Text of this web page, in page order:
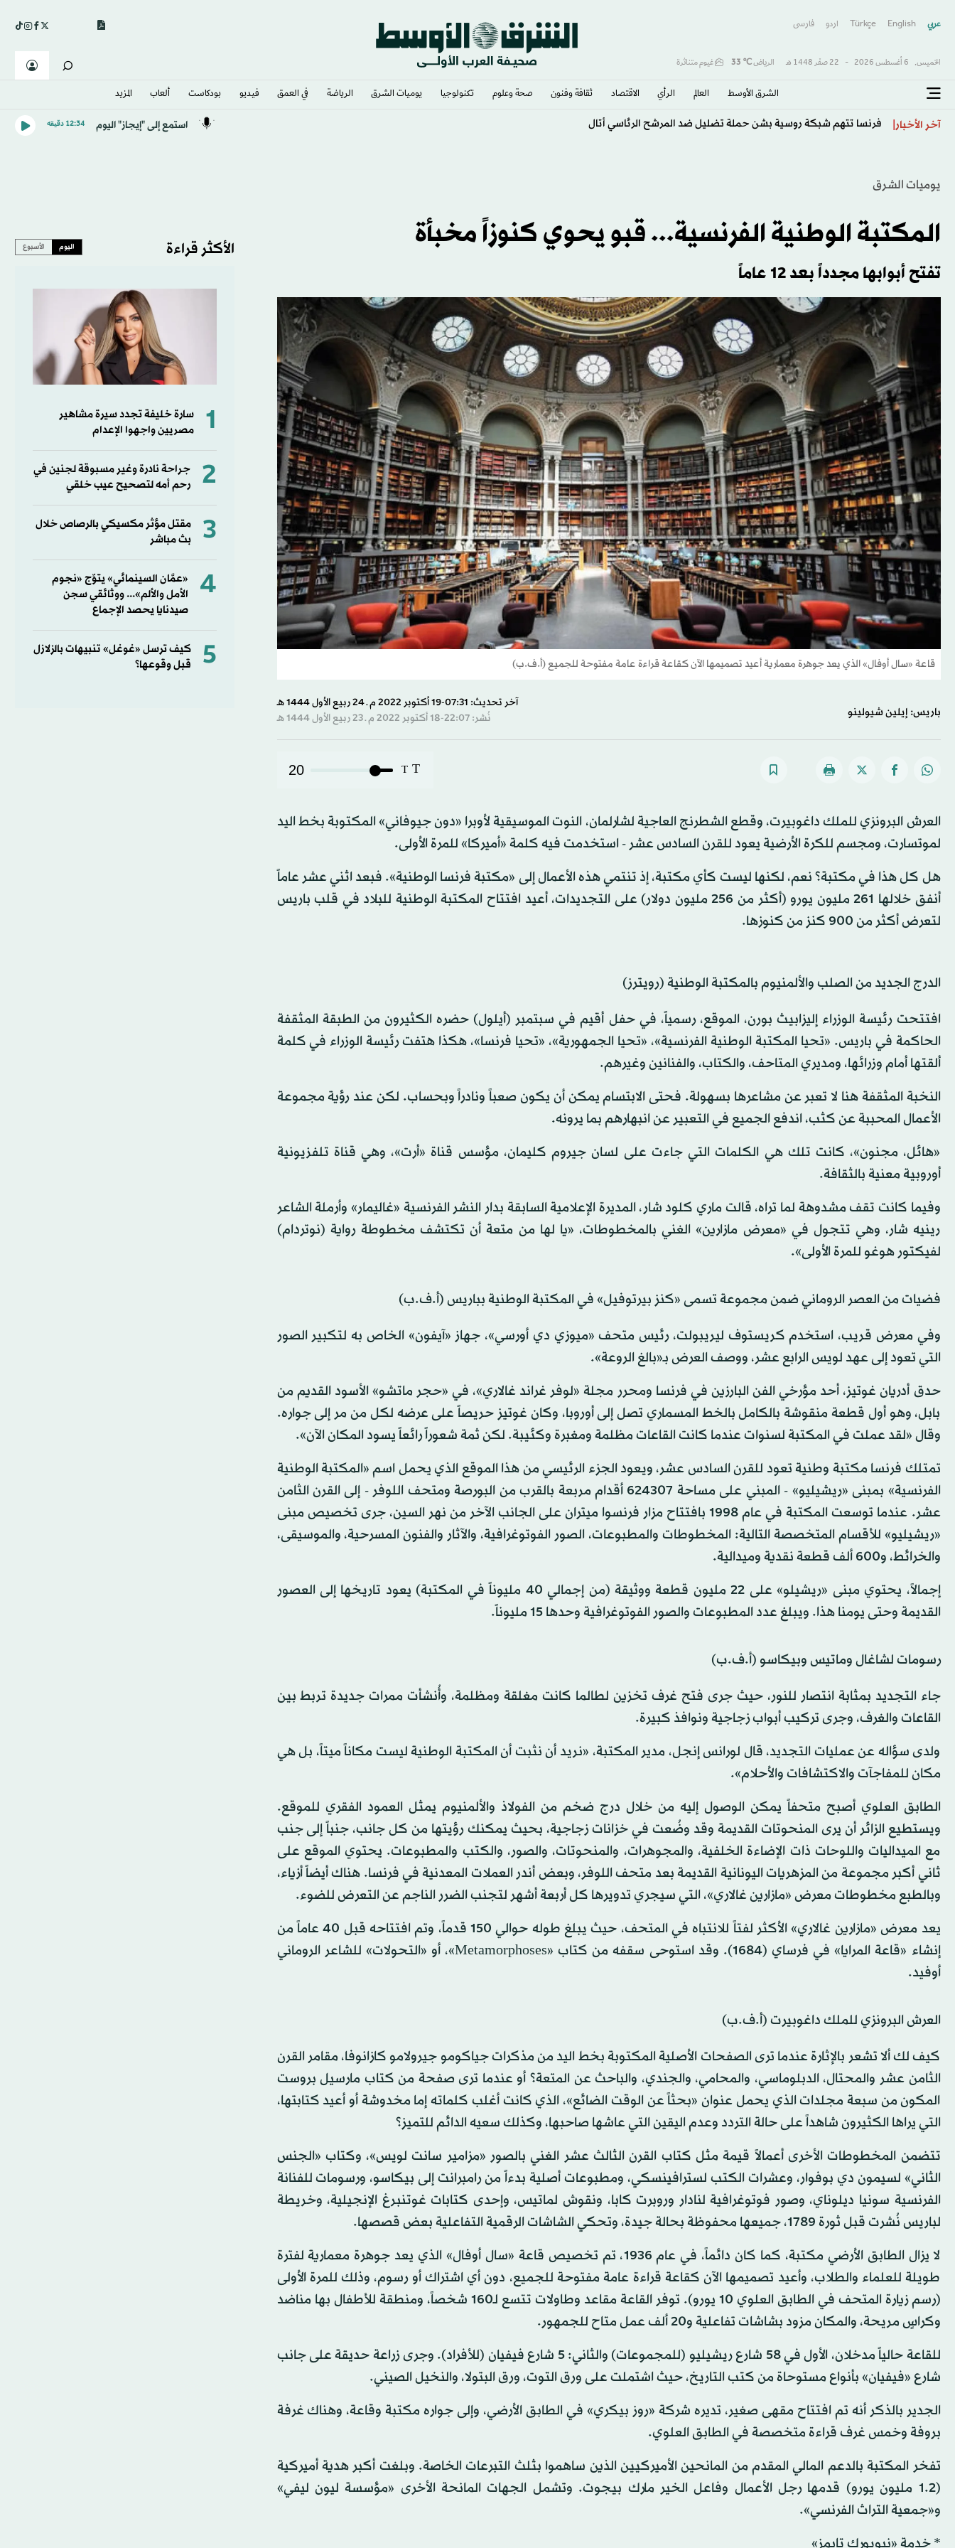
عربي English
Türkçe اردو فارسى
الخميس, 6 أغسطس 2026 - 22 صفَر 1448 هـ الرياض℃
33 غيوم متناثرة
الشرق الأوسط​ العالم الرأي الاقتصاد ثقافة وفنون صحة وعلوم تكنولوجيا يوميات الشرق​ الرياضة في العمق فيديو بودكاست ألعاب المزيد
آخر الأخبار فرنسا تتهم شبكة روسية بشن حملة تضليل ضد المرشح الرئاسي أتال استمع إلى "إيجاز" اليوم 12:34 دقيقه
يوميات الشرق
المكتبة الوطنية الفرنسية... قبو يحوي كنوزاً مخبأة
تفتح أبوابها مجدداً بعد 12 عاماً
قاعة «سال أوفال» الذي يعد جوهرة معمارية أعيد تصميمها الآن كقاعة قراءة عامة مفتوحة للجميع (أ.ف.ب)
باريس: إيلين شيولينو
آخر تحديث: 07:31-19 أكتوبر 2022 م ـ 24 ربيع الأول 1444 هـ
نُشر: 22:07-18 أكتوبر 2022 م ـ 23 ربيع الأول 1444 هـ
T
T
20
العرش البرونزي للملك داغوبيرت، وقطع الشطرنج العاجية لشارلمان، النوت الموسيقية لأوبرا «دون جيوفاني» المكتوبة بخط اليد
لموتسارت، ومجسم للكرة الأرضية يعود للقرن السادس عشر - استخدمت فيه كلمة «أميركا» للمرة الأولى.
هل كل هذا في مكتبة؟ نعم، لكنها ليست كأي مكتبة، إذ تنتمي هذه الأعمال إلى «مكتبة فرنسا الوطنية». فبعد اثني عشر عاماً
أنفق خلالها 261 مليون يورو (أكثر من 256 مليون دولار) على التجديدات، أعيد افتتاح المكتبة الوطنية للبلاد في قلب باريس
لتعرض أكثر من 900 كنز من كنوزها.
الدرج الجديد من الصلب والألمنيوم بالمكتبة الوطنية (رويترز)
افتتحت رئيسة الوزراء إليزابيث بورن، الموقع، رسمياً، في حفل أقيم في سبتمبر (أيلول) حضره الكثيرون من الطبقة المثقفة
الحاكمة في باريس. «تحيا المكتبة الوطنية الفرنسية»، «تحيا الجمهورية»، «تحيا فرنسا»، هكذا هتفت رئيسة الوزراء في كلمة
ألقتها أمام وزرائها، ومديري المتاحف، والكتاب، والفنانين وغيرهم.
النخبة المثقفة هنا لا تعبر عن مشاعرها بسهولة. فحتى الابتسام يمكن أن يكون صعباً ونادراً وبحساب. لكن عند رؤية مجموعة
الأعمال المحببة عن كثب، اندفع الجميع في التعبير عن انبهارهم بما يرونه.
«هائل، مجنون»، كانت تلك هي الكلمات التي جاءت على لسان جيروم كليمان، مؤسس قناة «أرت»، وهي قناة تلفزيونية
أوروبية معنية بالثقافة.
وفيما كانت تقف مشدوهة لما تراه، قالت ماري كلود شار، المديرة الإعلامية السابقة بدار النشر الفرنسية «غاليمار» وأرملة الشاعر
رينيه شار، وهي تتجول في «معرض مازارين» الغني بالمخطوطات، «يا لها من متعة أن تكتشف مخطوطة رواية (نوتردام)
لفيكتور هوغو للمرة الأولى».
فضيات من العصر الروماني ضمن مجموعة تسمى «كنز بيرتوفيل» في المكتبة الوطنية بباريس (أ.ف.ب)
وفي معرض قريب، استخدم كريستوف ليريبولت، رئيس متحف «ميوزي دي أورسي»، جهاز «آيفون» الخاص به لتكبير الصور
التي تعود إلى عهد لويس الرابع عشر، ووصف العرض بـ«بالغ الروعة».
حدق أدريان غوتيز، أحد مؤرخي الفن البارزين في فرنسا ومحرر مجلة «لوفر غراند غالاري»، في «حجر ماتشو» الأسود القديم من
بابل، وهو أول قطعة منقوشة بالكامل بالخط المسماري تصل إلى أوروبا، وكان غوتيز حريصاً على عرضه لكل من مر إلى جواره.
وقال «لقد عملت في المكتبة لسنوات عندما كانت القاعات مظلمة ومغبرة وكئيبة. لكن ثمة شعوراً رائعاً يسود المكان الآن».
تمتلك فرنسا مكتبة وطنية تعود للقرن السادس عشر، ويعود الجزء الرئيسي من هذا الموقع الذي يحمل اسم «المكتبة الوطنية
الفرنسية» بمبنى «ريشيليو» - المبني على مساحة 624307 أقدام مربعة بالقرب من البورصة ومتحف اللوفر - إلى القرن الثامن
عشر. عندما توسعت المكتبة في عام 1998 بافتتاح مزار فرنسوا ميتران على الجانب الآخر من نهر السين، جرى تخصيص مبنى
«ريشيليو» للأقسام المتخصصة التالية: المخطوطات والمطبوعات، الصور الفوتوغرافية، والآثار والفنون المسرحية، والموسيقى،
والخرائط، و600 ألف قطعة نقدية وميدالية.
إجمالاً، يحتوي مبنى «ريشيلو» على 22 مليون قطعة ووثيقة (من إجمالي 40 مليوناً في المكتبة) يعود تاريخها إلى العصور
القديمة وحتى يومنا هذا. ويبلغ عدد المطبوعات والصور الفوتوغرافية وحدها 15 مليوناً.
رسومات لشاغال وماتيس وبيكاسو (أ.ف.ب)
جاء التجديد بمثابة انتصار للنور، حيث جرى فتح غرف تخزين لطالما كانت مغلقة ومظلمة، وأُنشأت ممرات جديدة تربط بين
القاعات والغرف، وجرى تركيب أبواب زجاجية ونوافذ كبيرة.
ولدى سؤاله عن عمليات التجديد، قال لورانس إنجل، مدير المكتبة، «نريد أن نثبت أن المكتبة الوطنية ليست مكاناً ميتاً، بل هي
مكان للمفاجآت والاكتشافات والأحلام».
الطابق العلوي أصبح متحفاً يمكن الوصول إليه من خلال درج ضخم من الفولاذ والألمنيوم يمثل العمود الفقري للموقع.
ويستطيع الزائر أن يرى المنحوتات القديمة وقد وضُعت في خزانات زجاجية، بحيث يمكنك رؤيتها من كل جانب، جنباً إلى جنب
مع الميداليات واللوحات ذات الإضاءة الخلفية، والمجوهرات، والمنحوتات، والصور، والكتب والمطبوعات. يحتوي الموقع على
ثاني أكبر مجموعة من المزهريات اليونانية القديمة بعد متحف اللوفر، وبعض أندر العملات المعدنية في فرنسا. هناك أيضاً أزياء،
وبالطبع مخطوطات معرض «مازارين غالاري»، التي سيجري تدويرها كل أربعة أشهر لتجنب الضرر الناجم عن التعرض للضوء.
يعد معرض «مازارين غالاري» الأكثر لفتاً للانتباه في المتحف، حيث يبلغ طوله حوالي 150 قدماً، وتم افتتاحه قبل 40 عاماً من
إنشاء «قاعة المرايا» في فرساي (1684). وقد استوحى سقفه من كتاب «Metamorphoses»، أو «التحولات» للشاعر الروماني
أوفيد.
العرش البرونزي للملك داغوبيرت (أ.ف.ب)
كيف لك ألا تشعر بالإثارة عندما ترى الصفحات الأصلية المكتوبة بخط اليد من مذكرات جياكومو جيرولامو كازانوفا، مقامر القرن
الثامن عشر والمحتال، الدبلوماسي، والمحامي، والجندي، والباحث عن المتعة؟ أو عندما ترى صفحة من كتاب مارسيل بروست
المكون من سبعة مجلدات الذي يحمل عنوان «بحثاً عن الوقت الضائع»، الذي كانت أغلب كلماته إما مخدوشة أو أعيد كتابتها،
التي يراها الكثيرون شاهداً على حالة التردد وعدم اليقين التي عاشها صاحبها، وكذلك سعيه الدائم للتميز؟
تتضمن المخطوطات الأخرى أعمالاً قيمة مثل كتاب القرن الثالث عشر الغني بالصور «مزامير سانت لويس»، وكتاب «الجنس
الثاني» لسيمون دي بوفوار، وعشرات الكتب لسترافينسكي، ومطبوعات أصلية بدءاً من رامبرانت إلى بيكاسو، ورسومات للفنانة
الفرنسية سونيا ديلوناي، وصور فوتوغرافية لنادار وروبرت كابا، ونقوش لماتيس، وإحدى كتابات غوتنبرغ الإنجيلية، وخريطة
لباريس نُشرت قبل ثورة 1789، جميعها محفوظة بحالة جيدة، وتحكي الشاشات الرقمية التفاعلية بعض قصصها.
لا يزال الطابق الأرضي مكتبة، كما كان دائماً، في عام 1936، تم تخصيص قاعة «سال أوفال» الذي يعد جوهرة معمارية لفترة
طويلة للعلماء والطلاب، وأعيد تصميمها الآن كقاعة قراءة عامة مفتوحة للجميع، دون أي اشتراك أو رسوم، وذلك للمرة الأولى
(رسم زيارة المتحف في الطابق العلوي 10 يورو). توفر القاعة مقاعد وطاولات تتسع لـ160 شخصاً، ومنطقة للأطفال بها مناضد
وكراسٍ مريحة، والمكان مزود بشاشات تفاعلية و20 ألف عمل متاح للجمهور.
للقاعة حالياً مدخلان، الأول في 58 شارع ريشيليو (للمجموعات) والثاني: 5 شارع فيفيان (للأفراد). وجرى زراعة حديقة على جانب
شارع «فيفيان» بأنواع مستوحاة من كتب التاريخ، حيث اشتملت على ورق التوت، ورق البتولا، والنخيل الصيني.
الجدير بالذكر أنه تم افتتاح مقهى صغير، تديره شركة «روز بيكري» في الطابق الأرضي، وإلى جواره مكتبة وقاعة، وهناك غرفة
بروفة وخمس غرف قراءة متخصصة في الطابق العلوي.
تفخر المكتبة بالدعم المالي المقدم من المانحين الأميركيين الذين ساهموا بثلث التبرعات الخاصة. وبلغت أكبر هدية أميركية
(1.2 مليون يورو) قدمها رجل الأعمال وفاعل الخير مارك بيجوت. وتشمل الجهات المانحة الأخرى «مؤسسة ليون ليفي»
و«جمعية التراث الفرنسي».
* خدمة «نيويورك تايمز»
الأكثر قراءة اليوم الأسبوع
1
سارة خليفة تجدد سيرة مشاهير
مصريين واجهوا الإعدام
2
جراحة نادرة وغير مسبوقة لجنين في
رحم أمه لتصحيح عيب خلقي
3
مقتل مؤثر مكسيكي بالرصاص خلال
بث مباشر
4
«عمَّان السينمائي» يتوِّج «نجوم
الأمل والألم»... ووثائقي سجن
صيدنايا يحصد الإجماع
5
كيف ترسل «غوغل» تنبيهات بالزلازل
قبل وقوعها؟